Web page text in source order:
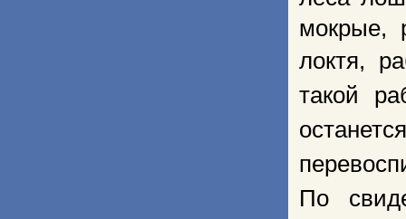
мокрые,
локтя,
такой
По